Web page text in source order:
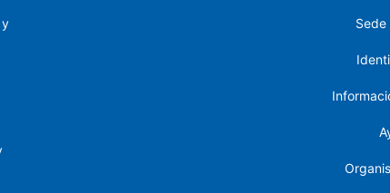
y
Sede